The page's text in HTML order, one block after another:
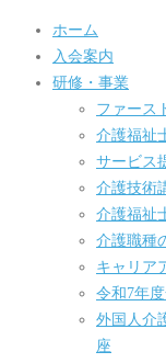
ホーム
入会案内
研修・事業
ファース
介護福祉
サービス
介護技術
介護福祉
介護職種
キャリア
令和7年
外国人介
座